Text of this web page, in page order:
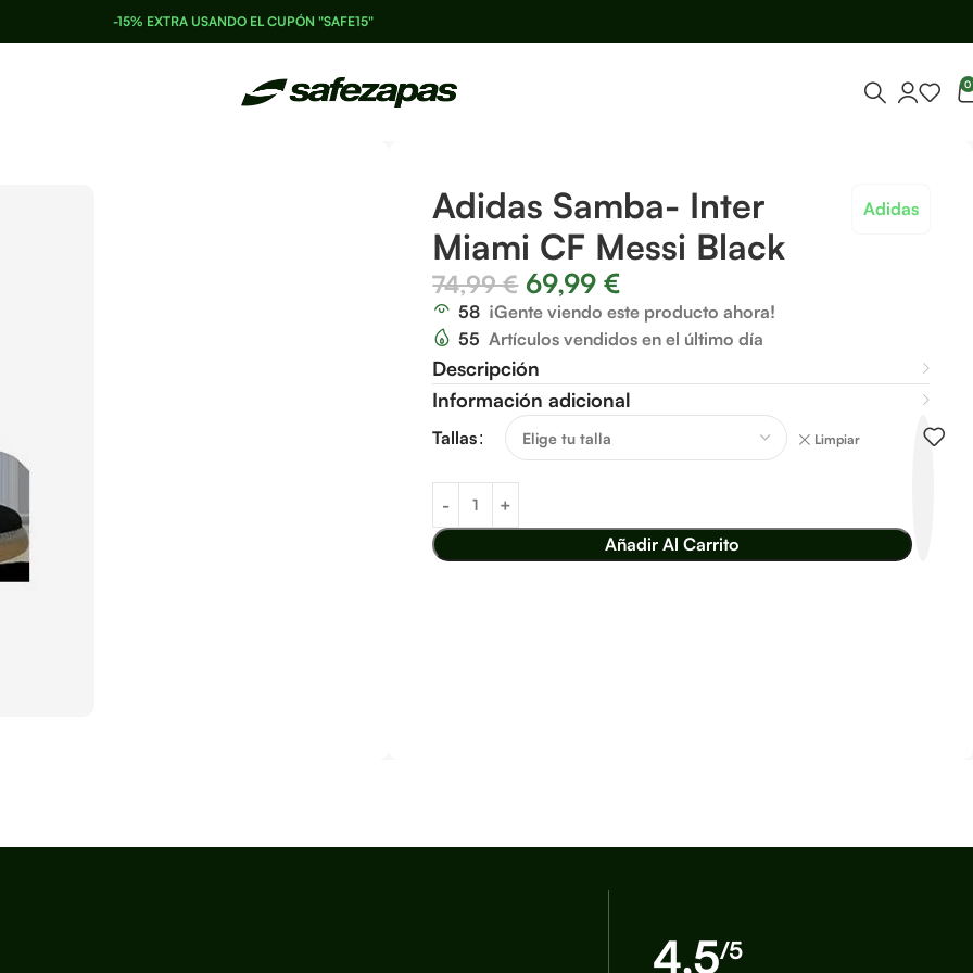
-15% EXTRA USANDO EL CUPÓN "SAFE15"
0
Adidas Samba- Inter
Miami CF Messi Black
Adidas
74,99€ 69,99€
58 ¡Gente viendo este producto ahora!
55 Artículos vendidos en el último día
Descripción
Información adicional
Tallas Limpiar
Añadir Al Carrito
4,5/5